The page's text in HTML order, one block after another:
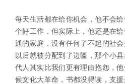
每天生活都在给你机会，他不会
个好工作，但实际上，他还是在
通的家庭，没有任何了不起的社
以后就被分配到了边疆，那个小
代人其实比我们更有理由抱怨，
候文化大革命，书都没得读，支